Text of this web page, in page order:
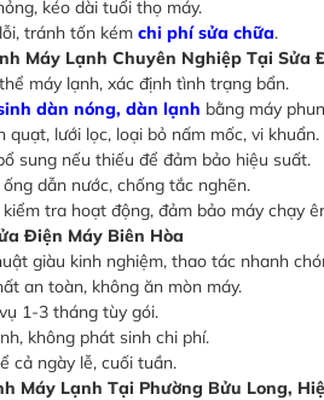
kéo dài tuổi thọ máy.
tránh tốn kém chi phí sửa chữa.
Máy Lạnh Chuyên Nghiệp Tại Sửa
máy lạnh, xác định tình trạng bẩn.
dàn nóng, dàn lạnh bằng máy
quạt, lưới lọc, loại bỏ nấm mốc, vi khuẩn.
sung nếu thiếu để đảm bảo hiệu suất.
dẫn nước, chống tắc nghẽn.
kiểm tra hoạt động, đảm bảo máy chạy
Điện Máy Biên Hòa
giàu kinh nghiệm, thao tác nhanh
an toàn, không ăn mòn máy.
1-3 tháng tùy gói.
không phát sinh chi phí.
cả ngày lễ, cuối tuần.
Máy Lạnh Tại Phường Bửu Long,